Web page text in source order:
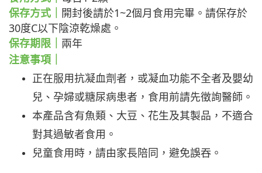
保存方式｜ 開封後請於1~2個月食用完畢。請保存於
30度C以下陰涼乾燥處。
保存期限｜ 兩年
注意事項｜
正在服用抗凝血劑者，或凝血功能不全者及嬰幼
兒、孕婦或糖尿病患者，食用前請先徵詢醫師。
本產品含有魚類、大豆、花生及其製品，不適合
對其過敏者食用。
兒童食用時，請由家長陪同，避免誤吞。